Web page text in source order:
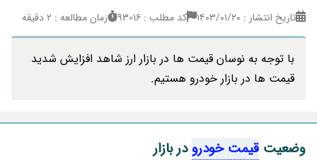
تاریخ انتشار : ۱۴۰۳/۰۱/۲۰ کد مطلب : 93016 زمان مطالعه : 2 دقیقه
با توجه به نوسان قیمت ها در بازار ارز شاهد افزایش شدید
قیمت ها در بازار خودرو هستیم.
وضعیت قیمت خودرو در بازار